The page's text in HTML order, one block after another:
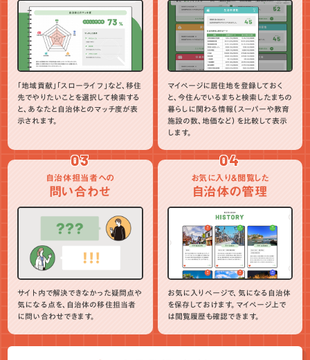
「地域貢献」「スローライフ」など、移住
先でやりたいことを選択して検索する
と、あなたと自治体とのマッチ度が表
示されます。
マイページに居住地を登録しておく
と、今住んでいるまちと検索したまちの
暮らしに関わる情報（スーパーや教育
施設の数、地価など）を比較して表示
します。
03
自治体担当者への
問い合わせ
サイト内で解決できなかった疑問点や
気になる点を、自治体の移住担当者
に問い合わせできます。
04
お気に入り＆閲覧した
自治体の管理
お気に入りページで、気になる自治体
を保存しておけます。マイページ上で
は閲覧履歴も確認できます。